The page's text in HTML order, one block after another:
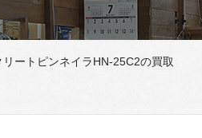
リートピンネイラHN-25C2の買取